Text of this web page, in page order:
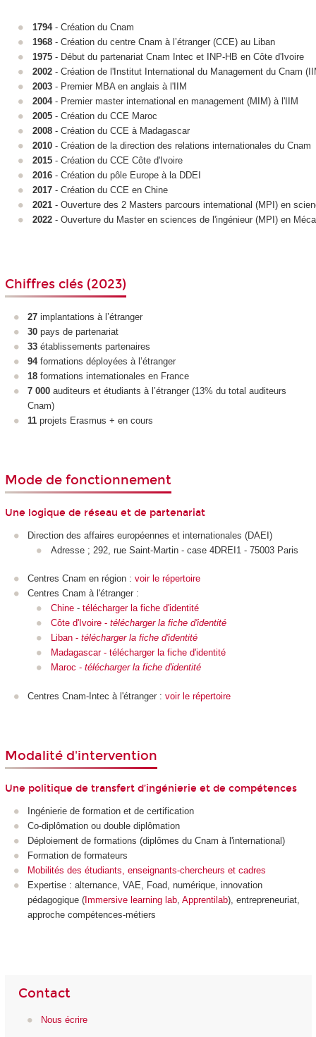
1794 - Création du Cnam
1968 - Création du centre Cnam à l’étranger (CCE) au Liban
1975 - Début du partenariat Cnam Intec et INP-HB en Côte d'Ivoire
2002 - Création de l'Institut International du Management du Cnam
2003 - Premier MBA en anglais à l'IIM
2004 - Premier master international en management (MIM) à l'IIM
2005 - Création du CCE Maroc
2008 - Création du CCE à Madagascar
2010 - Création de la direction des relations internationales du Cnam
2015 - Création du CCE Côte d'Ivoire
2016 - Création du pôle Europe à la DDEI
2017 - Création du CCE en Chine
2021- Ouverture des 2 Masters parcours international (MPI) en
2022- Ouverture du Master en sciences de l'ingénieur (MPI) en
Chiffres clés (2023)
27 implantations à l’étranger
30 pays de partenariat
33 établissements partenaires
94 formations déployées à l’étranger
18 formations internationales en France
7 000 auditeurs et étudiants à l’étranger (13% du total auditeurs
Cnam)
11 projets Erasmus + en cours
Mode de fonctionnement
Une logique de réseau et de partenariat
Direction des affaires européennes et internationales (DAEI)
Adresse ; 292, rue Saint-Martin - case 4DREI1 - 75003 Paris
Centres Cnam en région : voir le répertoire
Centres Cnam à l'étranger :
Chine- télécharger la fiche d'identité
Côte d'Ivoire - télécharger la fiche d'identité
Liban - télécharger la fiche d'identité
Madagascar - télécharger la fiche d'identité
Maroc - télécharger la fiche d'identité
Centres Cnam-Intec à l'étranger : voir le répertoire
Modalité d'intervention
Une politique de transfert d’ingénierie et de compétences
Ingénierie de formation et de certification
Co-diplômation ou double diplômation
Déploiement de formations (diplômes du Cnam à l'international)
Formation de formateurs
Mobilités des étudiants, enseignants-chercheurs et cadres
Expertise : alternance, VAE, Foad, numérique, innovation
pédagogique ( Immersive learning lab, Apprentilab), entrepreneuriat,
approche compétences-métiers
Contact
Nous écrire